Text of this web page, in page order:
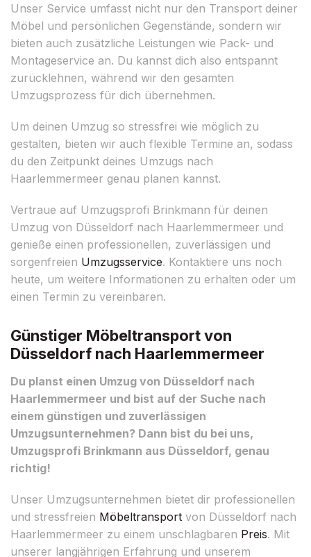
Unser Service umfasst nicht nur den Transport deiner
Möbel und persönlichen Gegenstände, sondern wir
bieten auch zusätzliche Leistungen wie Pack- und
Montageservice an. Du kannst dich also entspannt
zurücklehnen, während wir den gesamten
Umzugsprozess für dich übernehmen.
Um deinen Umzug so stressfrei wie möglich zu
gestalten, bieten wir auch flexible Termine an, sodass
du den Zeitpunkt deines Umzugs nach
Haarlemmermeer genau planen kannst.
Vertraue auf Umzugsprofi Brinkmann für deinen
Umzug von Düsseldorf nach Haarlemmermeer und
genieße einen professionellen, zuverlässigen und
sorgenfreien Umzugsservice. Kontaktiere uns noch
heute, um weitere Informationen zu erhalten oder um
einen Termin zu vereinbaren.
Günstiger Möbeltransport von
Düsseldorf nach Haarlemmermeer
Du planst einen Umzug von Düsseldorf nach
Haarlemmermeer und bist auf der Suche nach
einem günstigen und zuverlässigen
Umzugsunternehmen? Dann bist du bei uns,
Umzugsprofi Brinkmann aus Düsseldorf, genau
richtig!
Unser Umzugsunternehmen bietet dir professionellen
und stressfreien Möbeltransport von Düsseldorf nach
Haarlemmermeer zu einem unschlagbaren Preis. Mit
unserer langjährigen Erfahrung und unserem